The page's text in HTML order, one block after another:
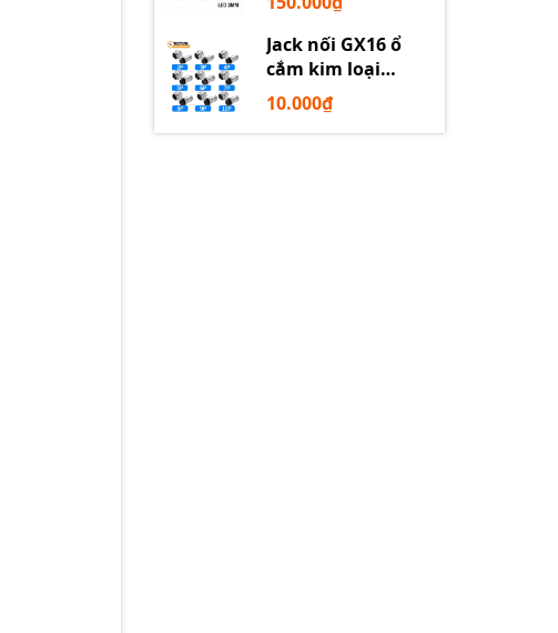
Dương Lục Vàng
Jack nối GX16 ổ
cắm kim loại
2/3/4/5/6P chuyên
dụng
10.000₫